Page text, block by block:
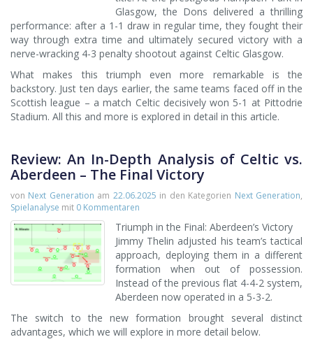
Glasgow, the Dons delivered a thrilling
performance: after a 1-1 draw in regular time, they fought their
way through extra time and ultimately secured victory with a
nerve-wracking 4-3 penalty shootout against Celtic Glasgow.
What makes this triumph even more remarkable is the
backstory. Just ten days earlier, the same teams faced off in the
Scottish league – a match Celtic decisively won 5-1 at Pittodrie
Stadium. All this and more is explored in detail in this article.
Review: An In-Depth Analysis of Celtic vs.
Aberdeen – The Final Victory
von Next Generation am 22.06.2025 in den Kategorien Next Generation,
Spielanalyse mit 0 Kommentaren
Triumph in the Final: Aberdeen’s Victory
Jimmy Thelin adjusted his team’s tactical
approach, deploying them in a different
formation when out of possession.
Instead of the previous flat 4-4-2 system,
Aberdeen now operated in a 5-3-2.
The switch to the new formation brought several distinct
advantages, which we will explore in more detail below.